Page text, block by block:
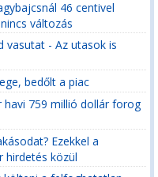
46 centivel
változás
vasutat - Az utasok is
bedőlt a piac
759 millió dollár forog
Ezekkel a
hirdetés közül